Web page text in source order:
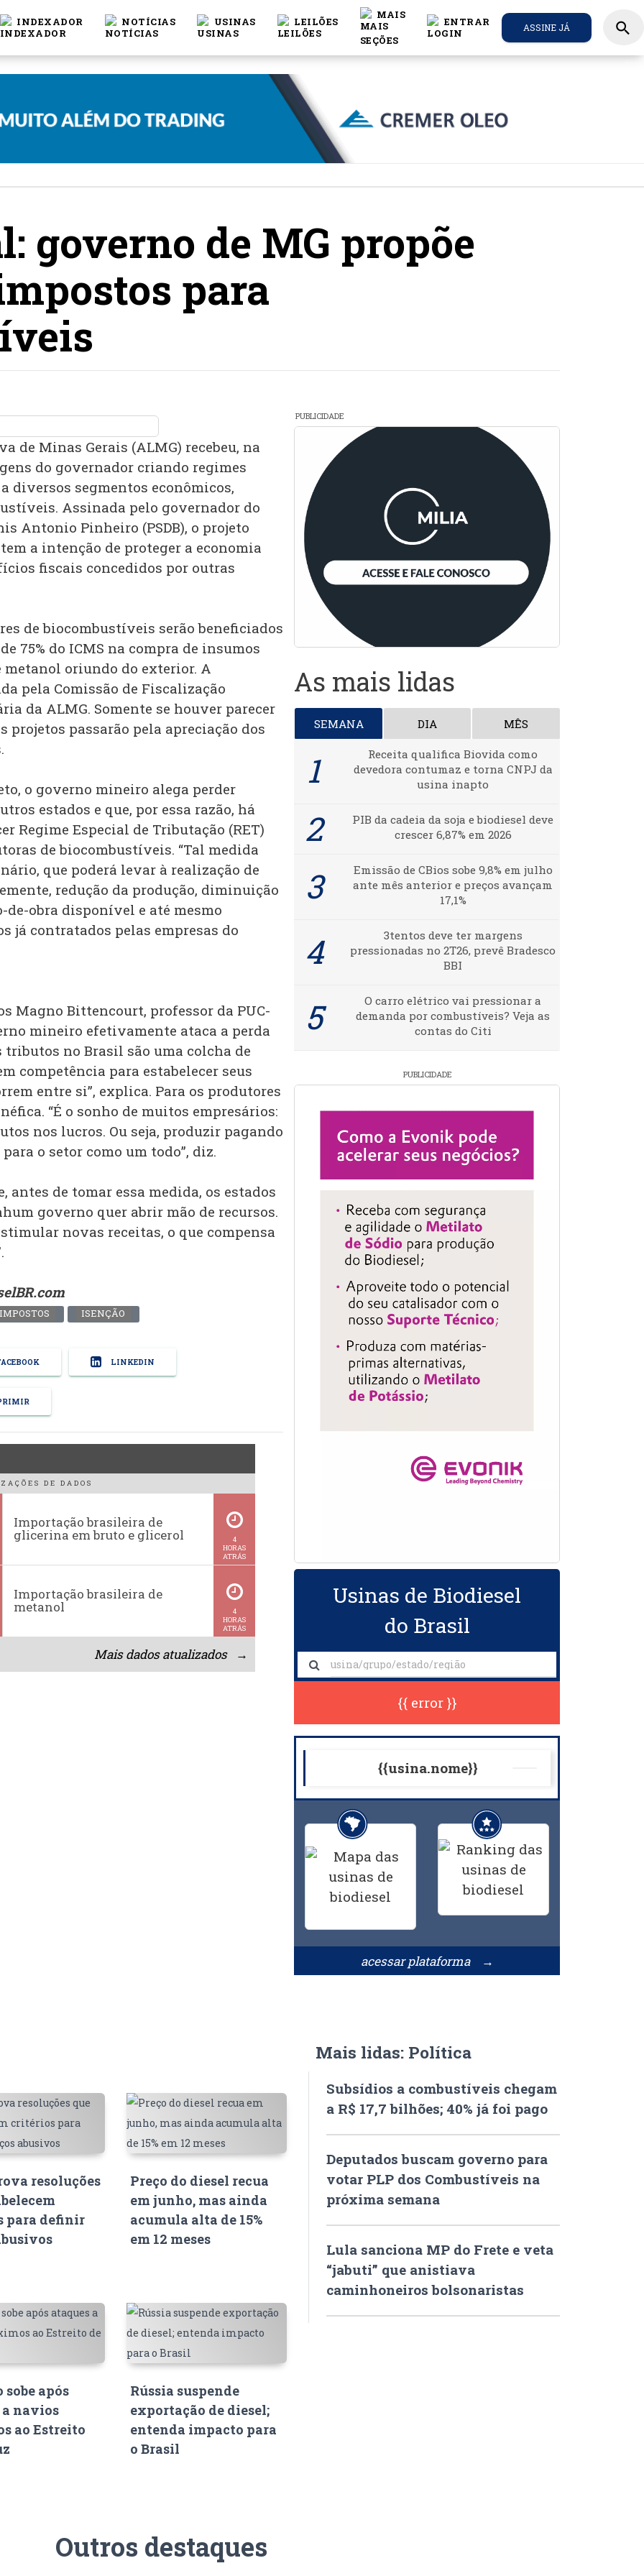
INDEXADOR NOTÍCIAS USINAS LEILÕES
MAIS
ENTRAR ASSINE JÁ search
governo de MG propõe
para
de Minas Gerais (ALMG) recebeu, na
do governador criando regimes
diversos segmentos econômicos,
Assinada pelo governador do
Antonio Pinheiro (PSDB), o projeto
a intenção de proteger a economia
fiscais concedidos por outras
de biocombustíveis serão beneficiados
75% do ICMS na compra de insumos
metanol oriundo do exterior. A
pela Comissão de Fiscalização
da ALMG. Somente se houver parecer
projetos passarão pela apreciação dos
o governo mineiro alega perder
estados e que, por essa razão, há
Regime Especial de Tributação (RET)
de biocombustíveis. “Tal medida
que poderá levar à realização de
redução da produção, diminuição
de-obra disponível e até mesmo
já contratados pelas empresas do
Magno Bittencourt, professor da PUC-
mineiro efetivamente ataca a perda
tributos no Brasil são uma colcha de
competência para estabelecer seus
entre si”, explica. Para os produtores
“É o sonho de muitos empresários:
nos lucros. Ou seja, produzir pagando
o setor como um todo”, diz.
antes de tomar essa medida, os estados
governo quer abrir mão de recursos.
novas receitas, o que compensa
IMPOSTOS ISENÇÃO
LINKEDIN
DE DADOS
Importação brasileira de
glicerina em bruto e glicerol
4
HORAS
ATRÁS
Importação brasileira de
metanol
4
HORAS
ATRÁS
Mais dados atualizados →
PUBLICIDADE
As mais lidas
SEMANA DIA MÊS
Receita qualifica Biovida como
devedora contumaz e torna CNPJ da
usina inapto
PIB da cadeia da soja e biodiesel deve
crescer 6,87% em 2026
Emissão de CBios sobe 9,8% em julho
ante mês anterior e preços avançam
17,1%
3tentos deve ter margens
pressionadas no 2T26, prevê Bradesco
BBI
O carro elétrico vai pressionar a
demanda por combustíveis? Veja as
contas do Citi
PUBLICIDADE
Usinas de Biodiesel
do Brasil
{{ error }}
{{usina.nome}}
acessar plataforma →
resoluções
para definir
Preço do diesel recua
em junho, mas ainda
acumula alta de 15%
em 12 meses
sobe após
a navios
ao Estreito
Rússia suspende
exportação de diesel;
entenda impacto para
o Brasil
Mais lidas: Política
Subsídios a combustíveis chegam
a R$ 17,7 bilhões; 40% já foi pago
Deputados buscam governo para
votar PLP dos Combustíveis na
próxima semana
Lula sanciona MP do Frete e veta
“jabuti” que anistiava
caminhoneiros bolsonaristas
Outros destaques